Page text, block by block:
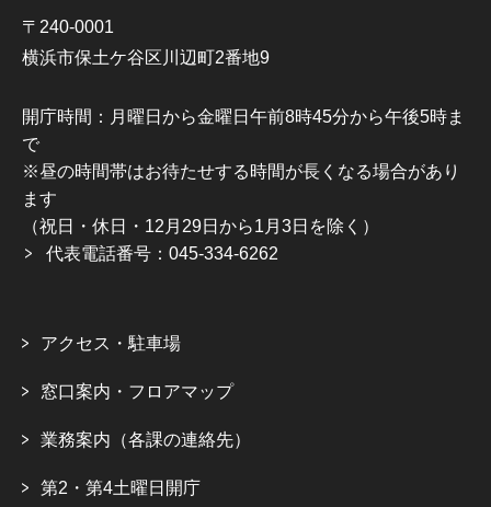
〒240-0001
横浜市保土ケ谷区川辺町2番地9
開庁時間：月曜日から金曜日午前8時45分から午後5時ま
で
※昼の時間帯はお待たせする時間が長くなる場合があり
ます
（祝日・休日・12月29日から1月3日を除く）
代表電話番号：045-334-6262
アクセス・駐車場
窓口案内・フロアマップ
業務案内（各課の連絡先）
第2・第4土曜日開庁